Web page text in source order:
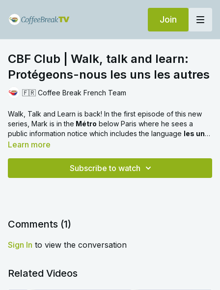
Join
CBF Club | Walk, talk and learn:
Protégeons-nous les uns les autres
🇫🇷 Coffee Break French Team
Walk, Talk and Learn is back! In the first episode of this new
series, Mark is in the Métro below Paris where he sees a
public information notice which includes the language les uns
les autres.
Learn more
Subscribe to watch
Comments (1)
Sign In to view the conversation
Related Videos